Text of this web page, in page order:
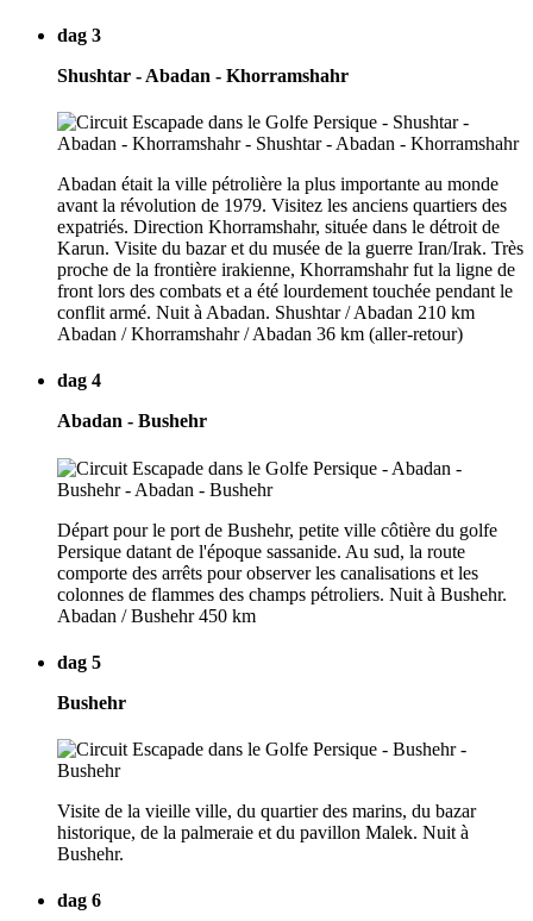
dag 3
Shushtar - Abadan - Khorramshahr
Abadan était la ville pétrolière la plus importante au monde
avant la révolution de 1979. Visitez les anciens quartiers des
expatriés. Direction Khorramshahr, située dans le détroit de
Karun. Visite du bazar et du musée de la guerre Iran/Irak. Très
proche de la frontière irakienne, Khorramshahr fut la ligne de
front lors des combats et a été lourdement touchée pendant le
conflit armé. Nuit à Abadan. Shushtar / Abadan 210 km
Abadan / Khorramshahr / Abadan 36 km (aller-retour)
dag 4
Abadan - Bushehr
Départ pour le port de Bushehr, petite ville côtière du golfe
Persique datant de l'époque sassanide. Au sud, la route
comporte des arrêts pour observer les canalisations et les
colonnes de flammes des champs pétroliers. Nuit à Bushehr.
Abadan / Bushehr 450 km
dag 5
Bushehr
Visite de la vieille ville, du quartier des marins, du bazar
historique, de la palmeraie et du pavillon Malek. Nuit à
Bushehr.
dag 6